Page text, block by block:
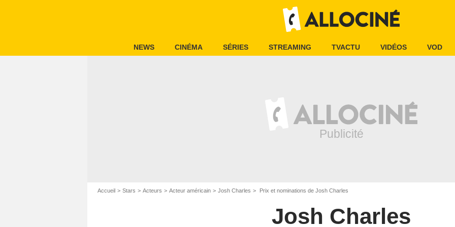
NEWS CINÉMA SÉRIES STREAMING TVACTU VIDÉOS VOD
Accueil Stars Acteurs Acteur américain Josh Charles Prix et nominations de Josh Charles
Josh Charles